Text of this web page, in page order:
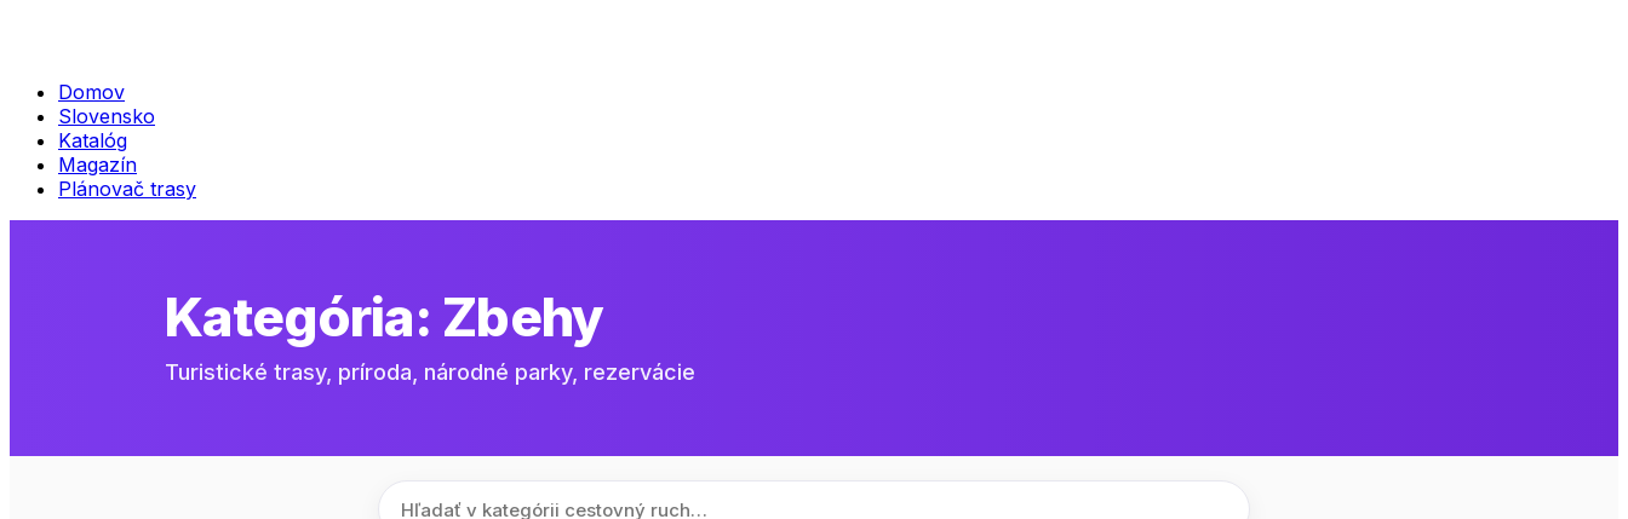
Domov
Slovensko
Katalóg
Magazín
Plánovač trasy
Kategória: Zbehy
Turistické trasy, príroda, národné parky, rezervácie